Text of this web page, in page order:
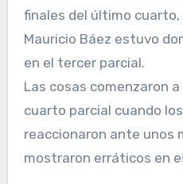
finales del último
Mauricio Báez estuvo
en el tercer parcial.
Las cosas comenzaron
cuarto parcial cuando
reaccionaron ante unos
mostraron erráticos en